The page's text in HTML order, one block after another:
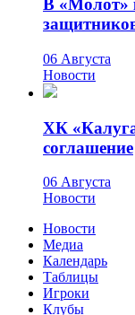
В «Молот»
06 Августа
Новости
ХК
соглашение
06 Августа
Новости
Новости
Медиа
Календарь
Таблицы
Игроки
Клубы